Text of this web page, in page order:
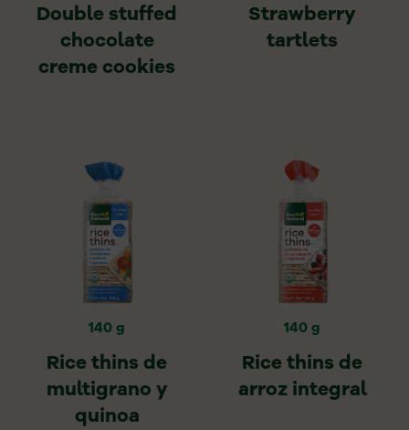
Double stuffed
chocolate
creme cookies
Strawberry
tartlets
140 g
Rice thins de
multigrano y
quinoa
140 g
Rice thins de
arroz integral